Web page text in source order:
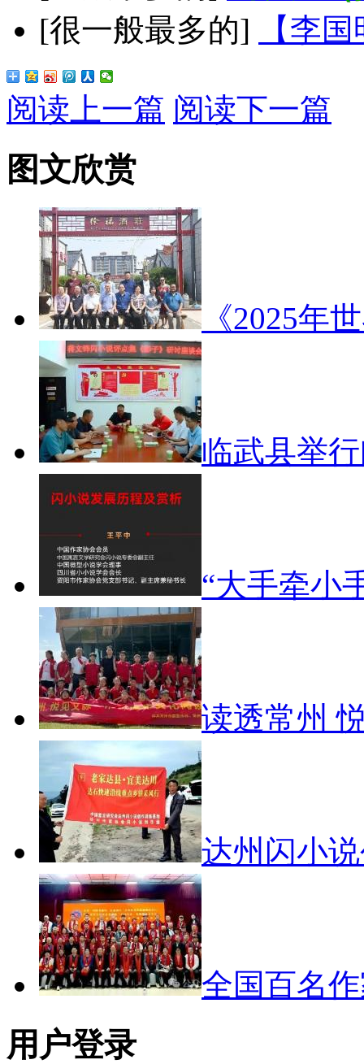
[很一般最多的]
【李
阅读上一篇 阅读下一篇
图文欣赏
《2025年
临武县举
“大手牵小
读透常州
达州闪小
全国百名
用户登录